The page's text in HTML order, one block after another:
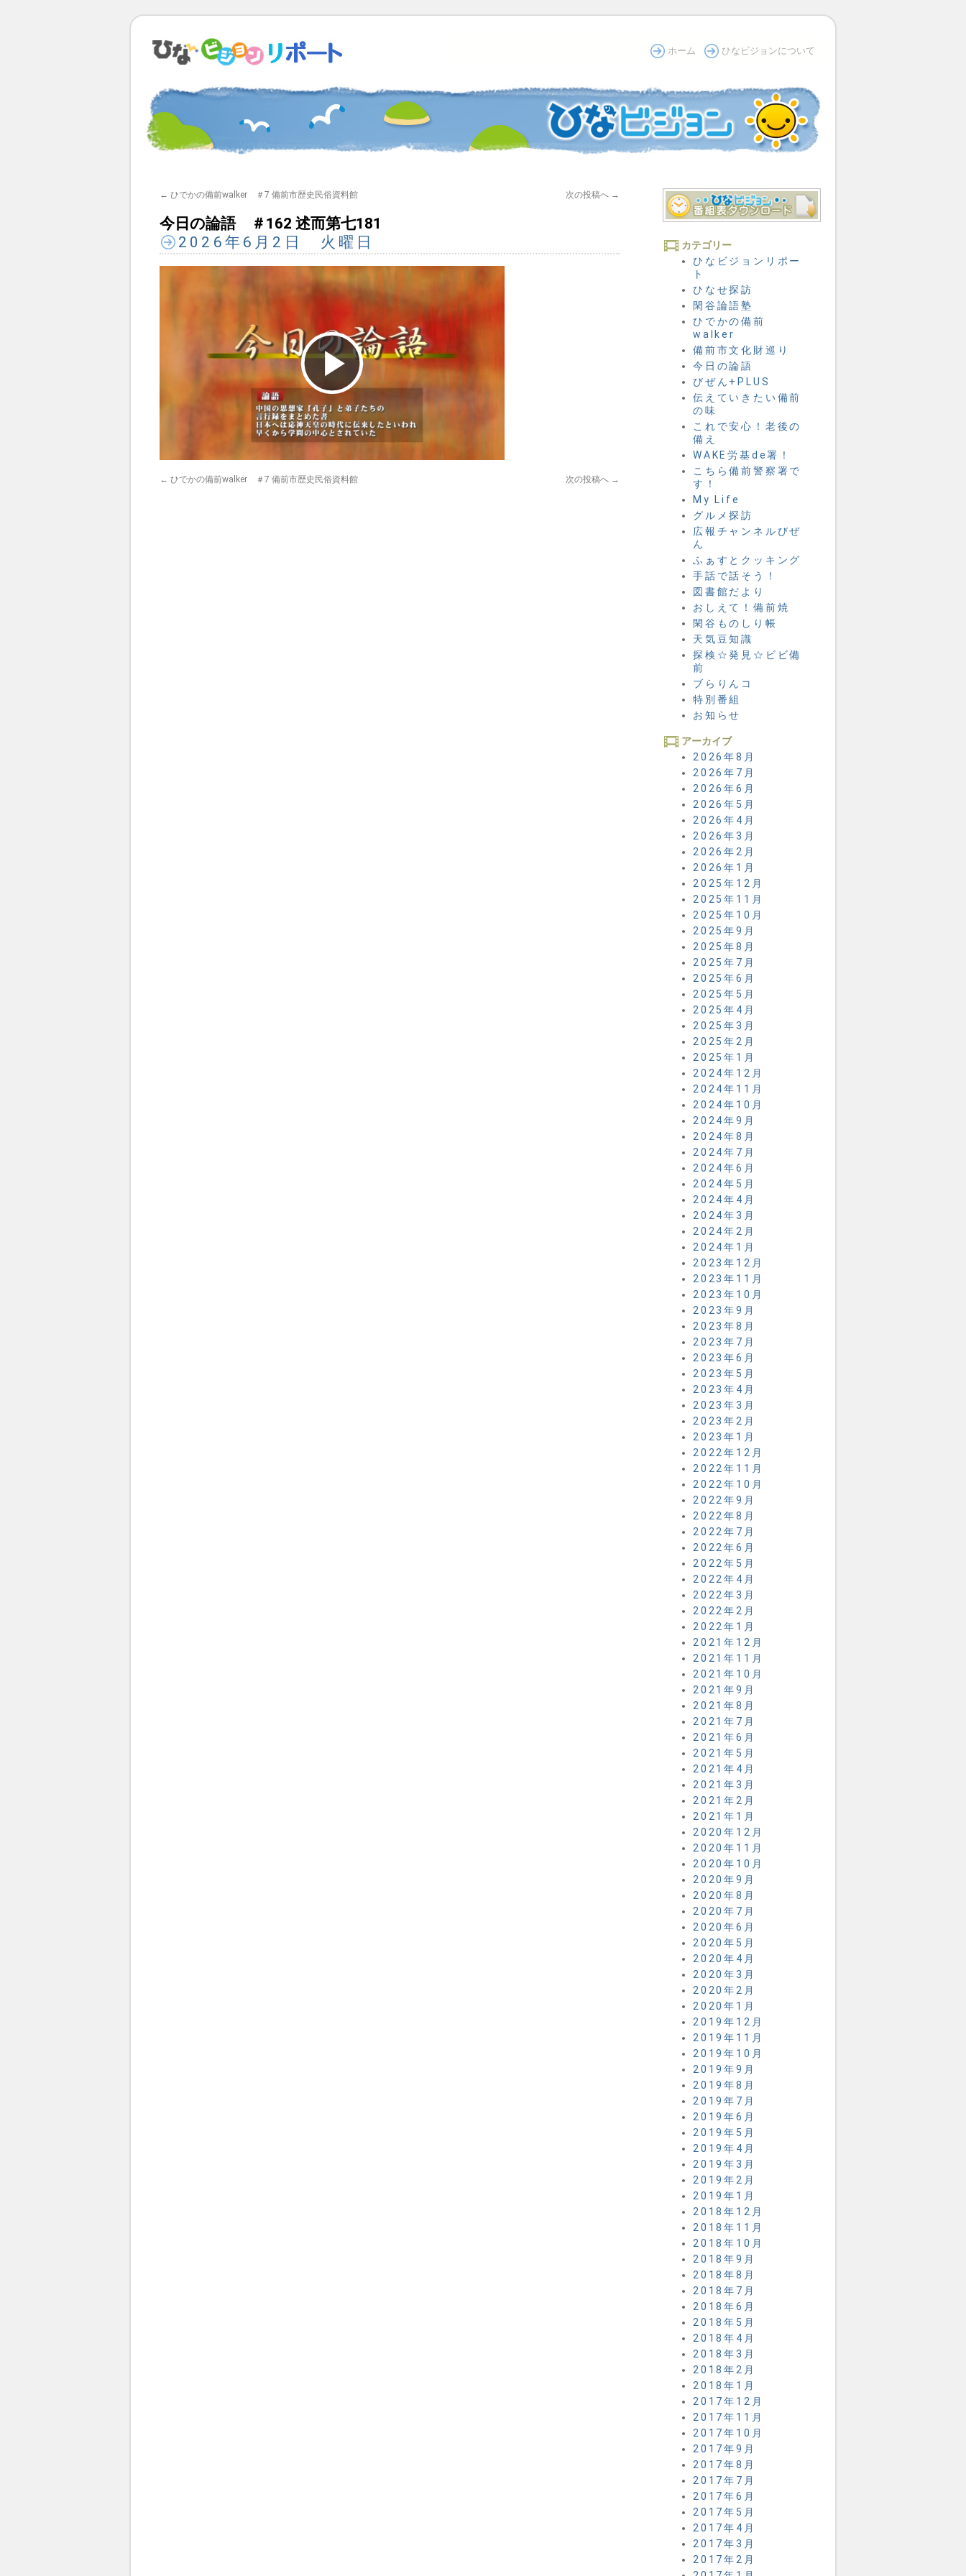
ホーム ひなビジョンについて
← ひでかの備前walker ＃7 備前市歴史民俗資料館 次の投稿へ →
今日の論語 ＃162 述而第七181
2026年6月2日 火曜日
Play
Video
← ひでかの備前walker ＃7 備前市歴史民俗資料館 次の投稿へ →
カテゴリー
ひなビジョンリポー
ト
ひなせ探訪
閑谷論語塾
ひでかの備前
walker
備前市文化財巡り
今日の論語
びぜん+PLUS
伝えていきたい備前
の味
これで安心！老後の
備え
WAKE労基de署！
こちら備前警察署で
す！
My Life
グルメ探訪
広報チャンネルびぜ
ん
ふぁすとクッキング
手話で話そう！
図書館だより
おしえて！備前焼
閑谷ものしり帳
天気豆知識
探検☆発見☆ビビ備
前
ブらりんコ
特別番組
お知らせ
アーカイブ
2026年8月
2026年7月
2026年6月
2026年5月
2026年4月
2026年3月
2026年2月
2026年1月
2025年12月
2025年11月
2025年10月
2025年9月
2025年8月
2025年7月
2025年6月
2025年5月
2025年4月
2025年3月
2025年2月
2025年1月
2024年12月
2024年11月
2024年10月
2024年9月
2024年8月
2024年7月
2024年6月
2024年5月
2024年4月
2024年3月
2024年2月
2024年1月
2023年12月
2023年11月
2023年10月
2023年9月
2023年8月
2023年7月
2023年6月
2023年5月
2023年4月
2023年3月
2023年2月
2023年1月
2022年12月
2022年11月
2022年10月
2022年9月
2022年8月
2022年7月
2022年6月
2022年5月
2022年4月
2022年3月
2022年2月
2022年1月
2021年12月
2021年11月
2021年10月
2021年9月
2021年8月
2021年7月
2021年6月
2021年5月
2021年4月
2021年3月
2021年2月
2021年1月
2020年12月
2020年11月
2020年10月
2020年9月
2020年8月
2020年7月
2020年6月
2020年5月
2020年4月
2020年3月
2020年2月
2020年1月
2019年12月
2019年11月
2019年10月
2019年9月
2019年8月
2019年7月
2019年6月
2019年5月
2019年4月
2019年3月
2019年2月
2019年1月
2018年12月
2018年11月
2018年10月
2018年9月
2018年8月
2018年7月
2018年6月
2018年5月
2018年4月
2018年3月
2018年2月
2018年1月
2017年12月
2017年11月
2017年10月
2017年9月
2017年8月
2017年7月
2017年6月
2017年5月
2017年4月
2017年3月
2017年2月